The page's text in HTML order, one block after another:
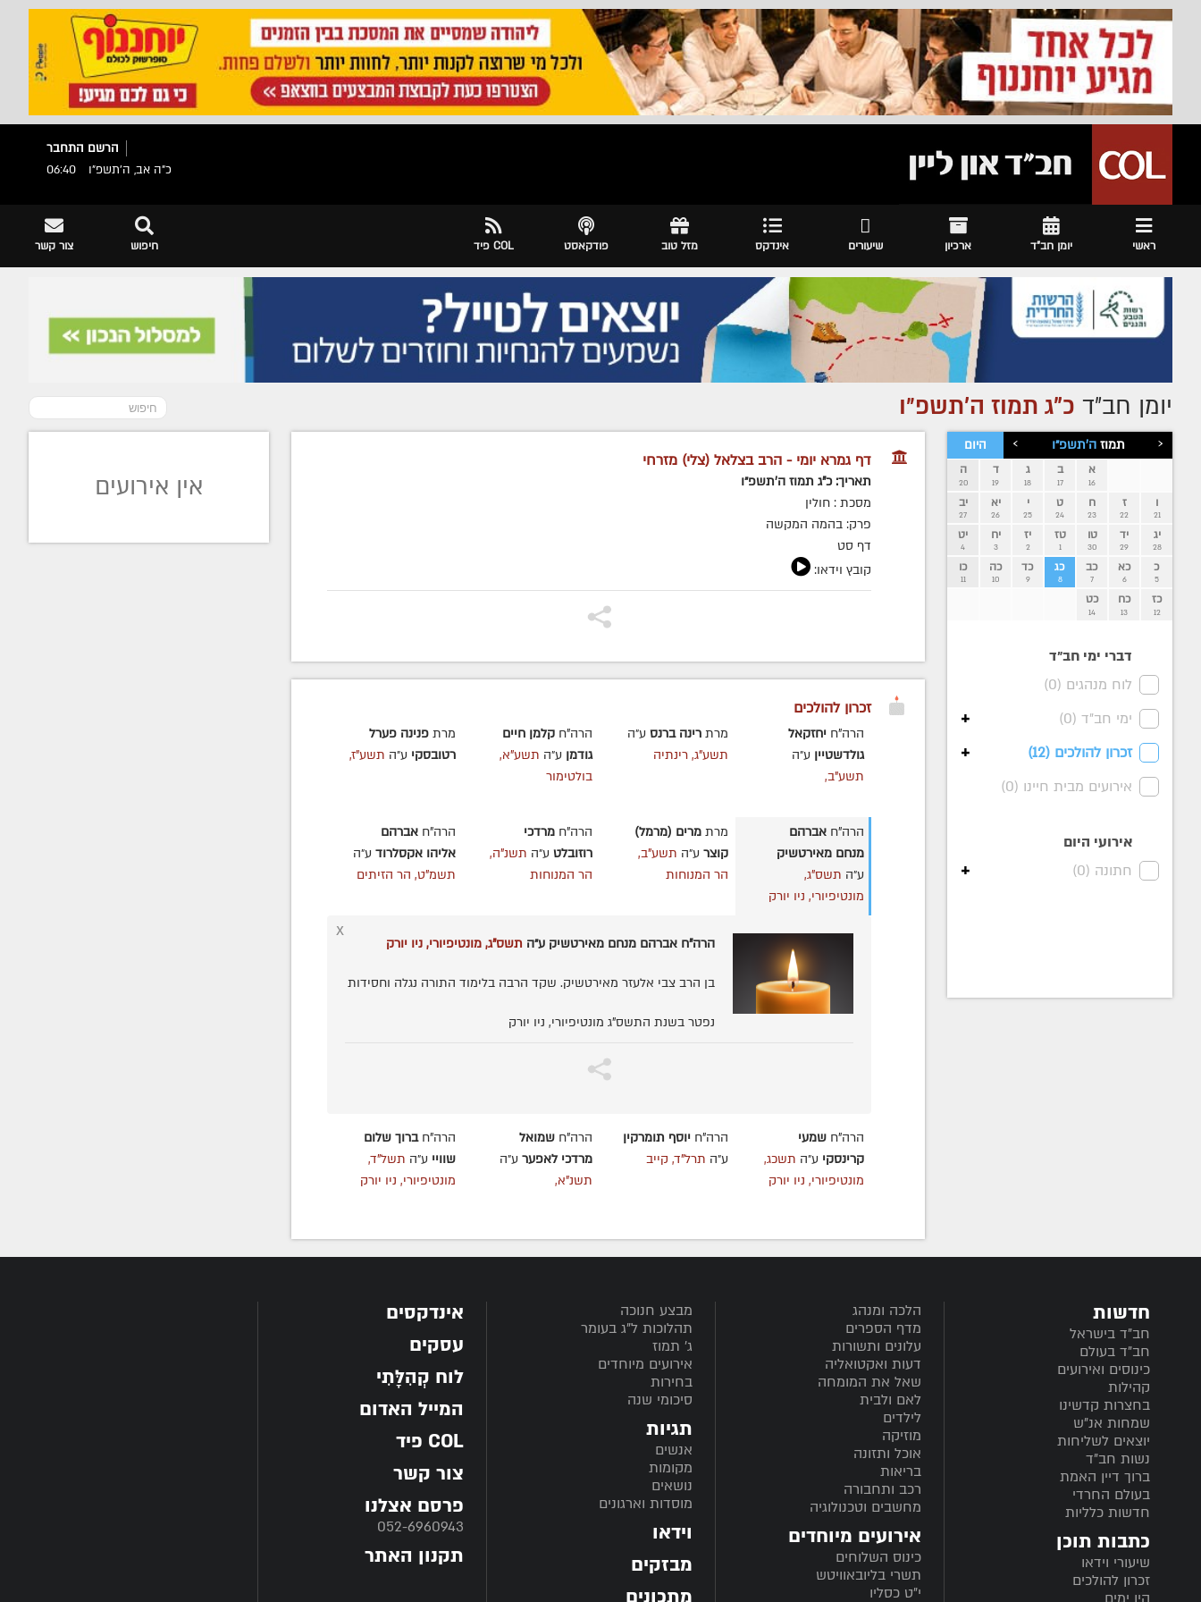
הרשם התחבר
כ"ה אב, ה׳תשפ״ו
06:40
ראשי יומן חב"ד ארכיון שיעורים אינדקס מזל טוב פודקאסט COL פיד צור קשר חיפוש
יומן חב״ד כ"ג תמוז ה׳תשפ״ו
‹ תמוז ה׳תשפ״ו › היום
א
16
ב
17
ג
18
ד
19
ה
20
ו
21
ז
22
ח
23
ט
24
י
25
יא
26
יב
27
יג
28
יד
29
טו
30
טז
1
יז
2
יח
3
יט
4
כ
5
כא
6
כב
7
כג
8
כד
9
כה
10
כו
11
כז
12
כח
13
כט
14
דברי ימי חב״ד
לוח מנהגים (0
)
ימי חב"ד (0
)
+
זכרון להולכים (12
)
+
אירועים מבית חיינו (0
)
אירועי היום
חתונה (0
)
+
דף גמרא יומי - הרב בצלאל (צלי) מזרחי
תאריך: כ"ג תמוז ה׳תשפ״ו
מסכת : חולין
פרק: בהמה המקשה
דף סט
קובץ וידאו:
זכרון להולכים
הרה"חיחזקאל
גולדשטיין ע״ה
תשע"ב,
מרתרינה ברנס ע״ה
תשע"ג, רינתיה
הרה"חקלמן חיים
גודמן ע״ה תשע"א,
בולטימור
מרת פנינה פערל
רטובסקי ע״ה תשע"ז,
הרה"חאברהם
מנחם מאירטשיק
ע״ה תשס"ג,
מונטיפיורי, ניו יורק
x
הרה"ח אברהם מנחם מאירטשיק ע״ה תשס"ג, מונטיפיורי, ניו יורק
בן הרב צבי אלעזר מאירטשיק. שקד הרבה בלימוד התורה נגלה וחסידות
נפטר בשנת התשס"ג מונטיפיורי, ניו יורק
מרתמרים (מרמל)
קוצר ע״ה תשע"ב,
הר המנוחות
הרה"חמרדכי
רוזובלט ע״ה תשנ"ה,
הר המנוחות
הרה"ח אברהם
אליהו אקסלרודע״ה
תשמ"ט, הר הזיתים
הרה"חשמעי
קרינסקי ע״ה תשכג,
מונטיפיורי, ניו יורק
הרה"חיוסף תומרקין
ע״ה תרל"ד, קייב
הרה"חשמואל
מרדכי לאפער ע״ה
תשנ"א,
הרה"חברוך שלום
שוויי ע״ה תשל"ד,
מונטיפיורי, ניו יורק
אין אירועים
חדשות
חב”ד בישראל
חב”ד בעולם
כינוסים ואירועים
קהילות
בחצרות קדשינו
שמחות אנ"ש
יוצאים לשליחות
נשות חב"ד
ברוך דיין האמת
בעולם החרדי
חדשות כלליות
כתבות תוכן
שיעורי וידאו
זכרון להולכים
הלכה ומנהג
מדף הספרים
עלונים ותשורות
דעות ואקטואליה
שאל את המומחה
לאם ולבית
לילדים
מוזיקה
אוכל ותזונה
בריאות
רכב ותחבורה
מחשבים וטכנולוגיה
אירועים מיוחדים
כינוס השלוחים
תשרי בליובאוויטש
י"ט כסליו
מבצע חנוכה
תהלוכות ל"ג בעומר
ג' תמוז
אירועים מיוחדים
בחירות
סיכומי שנה
תגיות
אנשים
מקומות
נושאים
מוסדות וארגונים
וידאו
מבזקים
אינדקסים
עסקים
לוח קְהִלָּתִי
המייל האדום
COL פיד
צור קשר
פרסם אצלנו
052-6960943
תקנון האתר